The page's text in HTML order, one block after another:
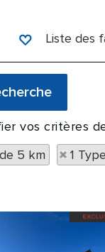
Liste des
vos critères
5 km
1